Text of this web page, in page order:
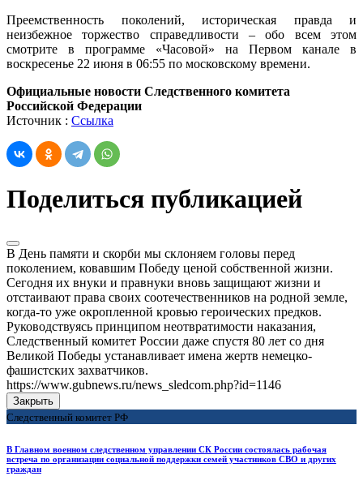
Преемственность поколений, историческая правда и
неизбежное торжество справедливости – обо всем этом
смотрите в программе «Часовой» на Первом канале в
воскресенье 22 июня в 06:55 по московскому времени.
Официальные новости Следственного комитета
Российской Федерации
Источник : Ссылка
Поделиться публикацией
В День памяти и скорби мы склоняем головы перед
поколением, ковавшим Победу ценой собственной жизни.
Сегодня их внуки и правнуки вновь защищают жизни и
отстаивают права своих соотечественников на родной земле,
когда-то уже окропленной кровью героических предков.
Руководствуясь принципом неотвратимости наказания,
Следственный комитет России даже спустя 80 лет со дня
Великой Победы устанавливает имена жертв немецко-
фашистских захватчиков.
https://www.gubnews.ru/news_sledcom.php?id=1146
Закрыть
Следственный комитет РФ
В Главном военном следственном управлении СК России состоялась рабочая
встреча по организации социальной поддержки семей участников СВО и других
граждан